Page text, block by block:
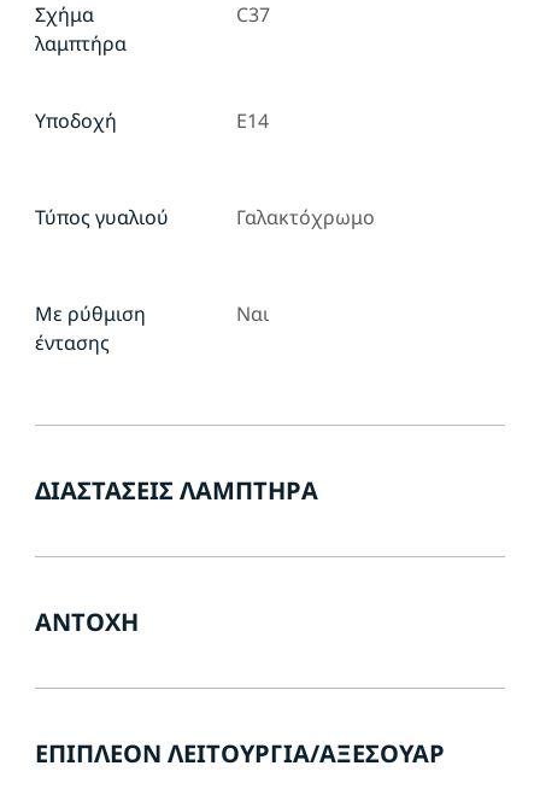
Σχήμα
λαμπτήρα
C37
Υποδοχή E14
Τύπος γυαλιού Γαλακτόχρωμο
Με ρύθμιση
έντασης
Ναι
ΔΙΑΣΤΆΣΕΙΣ ΛΑΜΠΤΉΡΑ
ΑΝΤΟΧΉ
ΕΠΙΠΛΈΟΝ ΛΕΙΤΟΥΡΓΊΑ/ΑΞΕΣΟΥΆΡ